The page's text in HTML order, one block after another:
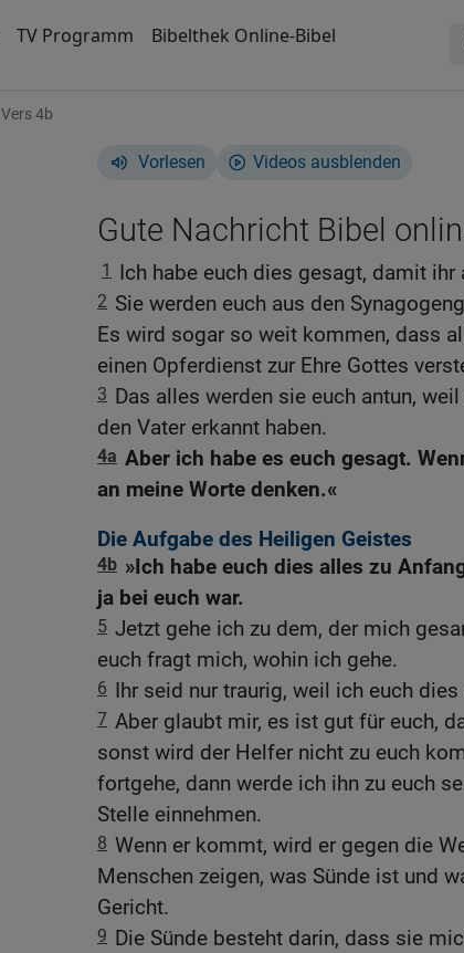
TV Programm Bibelthek Online-Bibel
Vers 4b
Vorlesen Videos ausblenden
Gute Nachricht Bibel
1 Ich habe euch dies gesagt, damit
2 Sie werden euch aus den
Es wird sogar so weit kommen, dass
einen Opferdienst zur Ehre Gottes
3 Das alles werden sie euch antun,
den Vater erkannt haben.
4a Aber ich habe es euch gesagt.
an meine Worte denken.«
Die Aufgabe des Heiligen Geistes
4b »Ich habe euch dies alles zu
ja bei euch war.
5 Jetzt gehe ich zu dem, der mich
euch fragt mich, wohin ich gehe.
6 Ihr seid nur traurig, weil ich euch
7 Aber glaubt mir, es ist gut für euch,
sonst wird der Helfer nicht zu euch
fortgehe, dann werde ich ihn zu euch
Stelle einnehmen.
8 Wenn er kommt, wird er gegen die
Menschen zeigen, was Sünde ist und
Gericht.
9 Die Sünde besteht darin, dass sie